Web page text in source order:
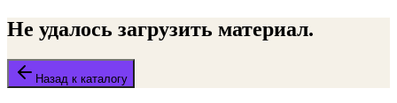
Не удалось загрузить материал.
Назад к каталогу